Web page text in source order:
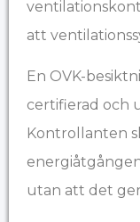
att
En OVK-
certifierad och
Kontrollanten
utan att det